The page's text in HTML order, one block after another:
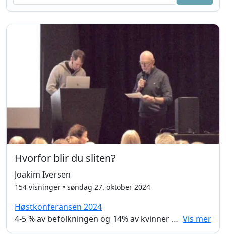
Hvorfor blir du sliten?
Joakim Iversen
154 visninger • søndag 27. oktober 2024
Høstkonferansen 2024
4-5 % av befolkningen og 14% av kvinner rammes av lavt stoffskifte. Joakim Iversen er privatlege og hjelper folk med lavt stoffskrife å få mer energi og fokus med hjelp av rett medisinering og livsstilstiltak. Vis mer